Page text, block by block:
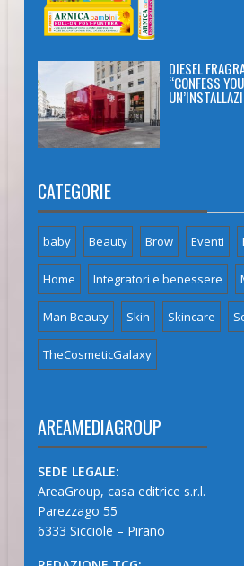
DIESEL
“CONFESS
CATEGORIE
baby Beauty Brow Eventi
Home Integratori e benessere
Man Beauty Skin Skincare
TheCosmeticGalaxy
AREAMEDIAGROUP
SEDE LEGALE:
AreaGroup, casa editrice s.r.l.
Parezzago 55
6333 Sicciole – Pirano